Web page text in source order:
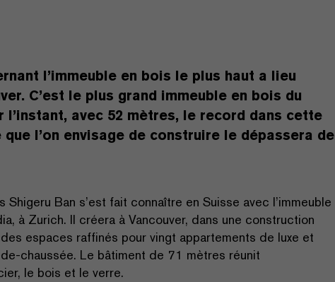
l’immeuble en bois le plus haut a lieu
C’est le plus grand immeuble en bois du
l’instant, avec 52 mètres, le record dans cette
l’on envisage de construire le dépassera de
Shigeru Ban s’est fait connaître en Suisse avec l’immeuble
à Zurich. Il créera à Vancouver, dans une construction
espaces raffinés pour vingt appartements de luxe et
chaussée. Le bâtiment de 71 mètres réunit
le bois et le verre.